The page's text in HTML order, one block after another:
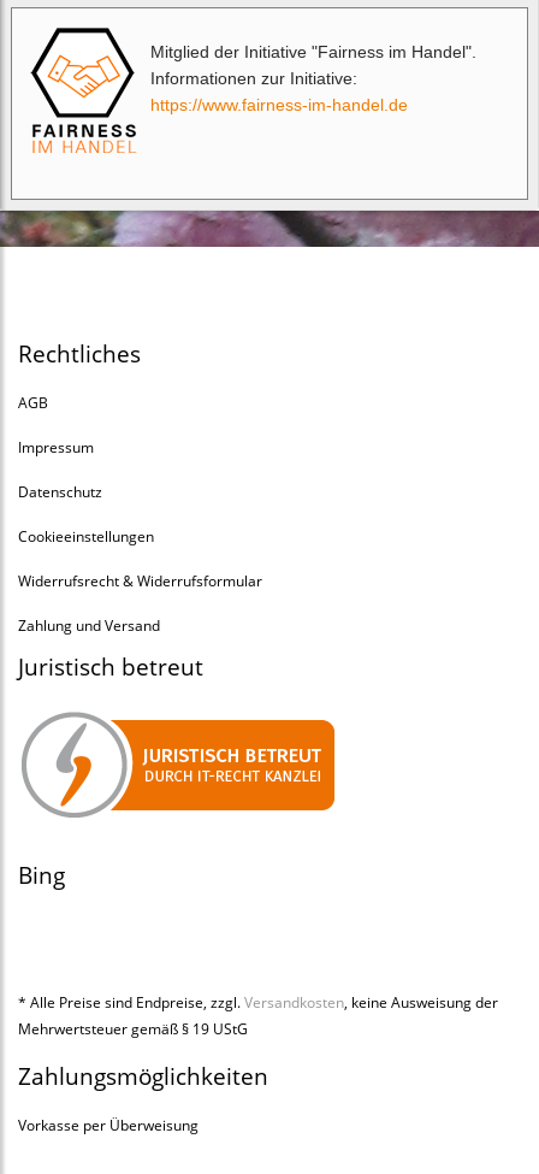
Mitglied der Initiative "Fairness im Handel".
Informationen zur Initiative:
https://www.fairness-im-handel.de
Rechtliches
AGB
Impressum
Datenschutz
Cookieeinstellungen
Widerrufsrecht & Widerrufsformular
Zahlung und Versand
Juristisch betreut
Bing
* Alle Preise sind Endpreise, zzgl.Versandkosten, keine Ausweisung der
Mehrwertsteuer gemäß § 19 UStG
Zahlungsmöglichkeiten
Vorkasse per Überweisung